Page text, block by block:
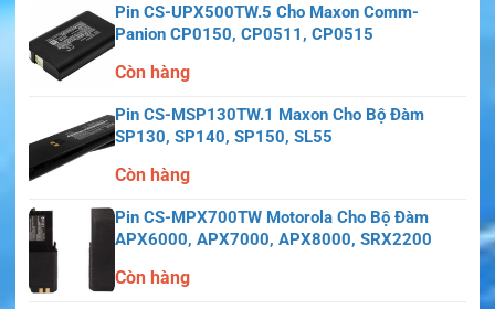
Pin CS-UPX500TW.5 Cho Maxon Comm-
Panion CP0150, CP0511, CP0515
Còn hàng
Pin CS-MSP130TW.1 Maxon Cho Bộ Đàm
SP130, SP140, SP150, SL55
Còn hàng
Pin CS-MPX700TW Motorola Cho Bộ Đàm
APX6000, APX7000, APX8000, SRX2200
Còn hàng